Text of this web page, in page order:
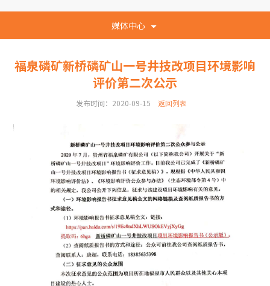
媒体中心
福泉磷矿新桥磷矿山一号井技改项目环境影响
评价第二次公示
发布时间：2020-09-15 返回列表